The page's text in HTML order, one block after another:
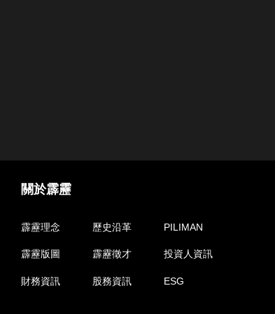
關於霹靂
霹靂理念 歷史沿革 PILIMAN
霹靂版圖 霹靂徵才 投資人資訊
財務資訊 股務資訊 ESG